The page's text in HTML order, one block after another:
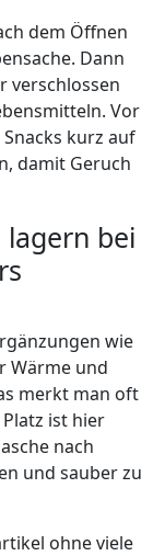
dem Öffnen
Dann
verschlossen
Vor
kurz auf
damit Geruch
lagern bei
wie
Wärme und
merkt man oft
ist hier
nach
und sauber zu
ohne viele